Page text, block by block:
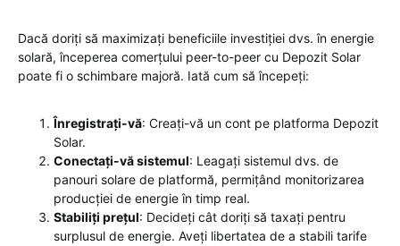
Dacă doriți să maximizați beneficiile investiției dvs. în energie
solară, începerea comerțului peer-to-peer cu Depozit Solar
poate fi o schimbare majoră. Iată cum să începeți:
Înregistrați-vă: Creați-vă un cont pe platforma Depozit
Solar.
Conectați-vă sistemul: Leagați sistemul dvs. de
panouri solare de platformă, permițând monitorizarea
producției de energie în timp real.
Stabiliți prețul: Decideți cât doriți să taxați pentru
surplusul de energie. Aveți libertatea de a stabili tarife